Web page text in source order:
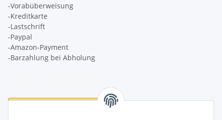
-Vorabüberweisung
-Kreditkarte
-Lastschrift
-Paypal
-Amazon-Payment
-Barzahlung bei Abholung